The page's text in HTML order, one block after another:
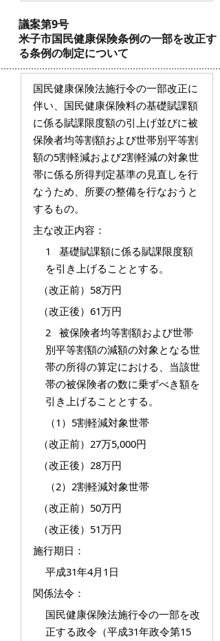
議案第9号
米子市国民健康保険条例の一部を改正す
る条例の制定について
国民健康保険法施行令の一部改正に
伴い、国民健康保険料の基礎賦課額
に係る賦課限度額の引上げ並びに被
保険者均等割額および世帯別平等割
額の5割軽減および2割軽減の対象世
帯に係る所得判定基準の見直しを行
なうため、所要の整備を行なおうと
するもの。
主な改正内容：
1 基礎賦課額に係る賦課限度額
を引き上げることとする。
（改正前）58万円
（改正後）61万円
2 被保険者均等割額および世帯
別平等割額の減額の対象となる世
帯の所得の算定における、当該世
帯の被保険者の数に乗ずべき額を
引き上げることとする。
（1）5割軽減対象世帯
（改正前）27万5,000円
（改正後）28万円
（2）2割軽減対象世帯
（改正前）50万円
（改正後）51万円
施行期日：
平成31年4月1日
関係法令：
国民健康保険法施行令の一部を改
正する政令（平成31年政令第15